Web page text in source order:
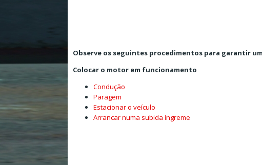
Observe os seguintes procedimentos para garantir
Colocar o motor em funcionamento
Condução
Paragem
Estacionar o veículo
Arrancar numa subida íngreme